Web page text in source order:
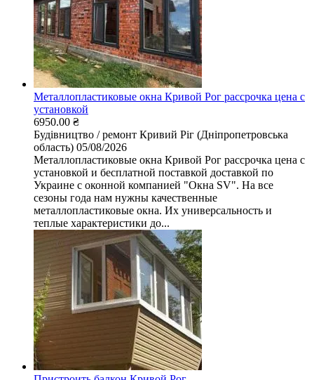
Металлопластиковые окна Кривой Рог рассрочка цена с
установкой
6950.00 ₴
Будівництво / ремонт Кривий Ріг (Дніпропетровська
область) 05/08/2026
Металлопластиковые окна Кривой Рог рассрочка цена с
установкой и бесплатной поставкой доставкой по
Украине с оконной компанией "Окна SV". На все
сезоны года нам нужны качественные
металлопластиковые окна. Их универсальность и
теплые характеристики до...